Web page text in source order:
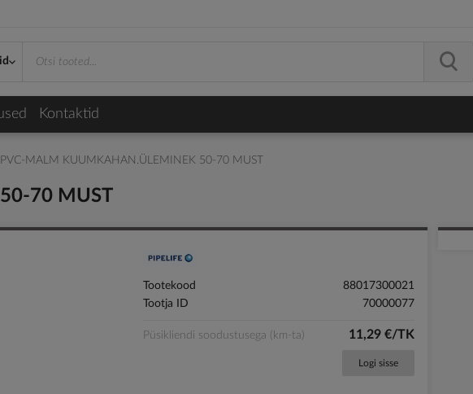
Kontaktid
PVC-MALM KUUMKAHAN.ÜLEMINEK 50-70 MUST
70 MUST
Tootekood
88017300021
Tootja ID
70000077
Püsikliendi soodustusega (km-ta) 11,29 €/TK
Logi sisse